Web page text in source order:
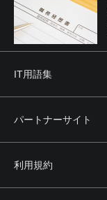
IT用語集
パートナーサイト
利用規約